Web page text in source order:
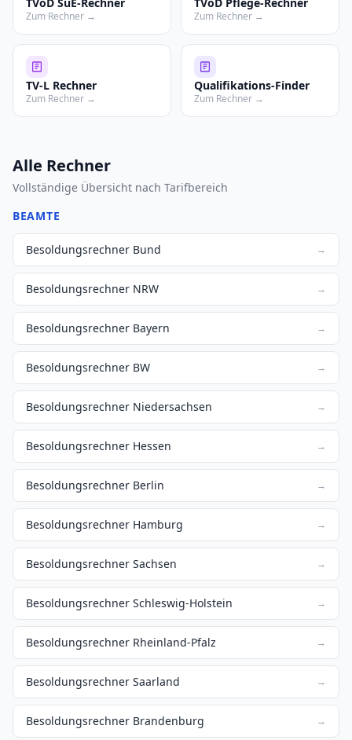
Zum Rechner → Zum Rechner →
TV-L Rechner
Zum Rechner →
Qualifikations-Finder
Zum Rechner →
Alle Rechner
Vollständige Übersicht nach Tarifbereich
BEAMTE
Besoldungsrechner Bund →
Besoldungsrechner NRW →
Besoldungsrechner Bayern →
Besoldungsrechner BW →
Besoldungsrechner Niedersachsen →
Besoldungsrechner Hessen →
Besoldungsrechner Berlin →
Besoldungsrechner Hamburg →
Besoldungsrechner Sachsen →
Besoldungsrechner Schleswig-Holstein →
Besoldungsrechner Rheinland-Pfalz →
Besoldungsrechner Saarland →
Besoldungsrechner Brandenburg →